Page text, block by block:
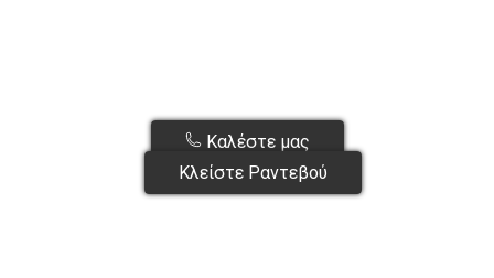
Καλέστε μας
Κλείστε Ραντεβού